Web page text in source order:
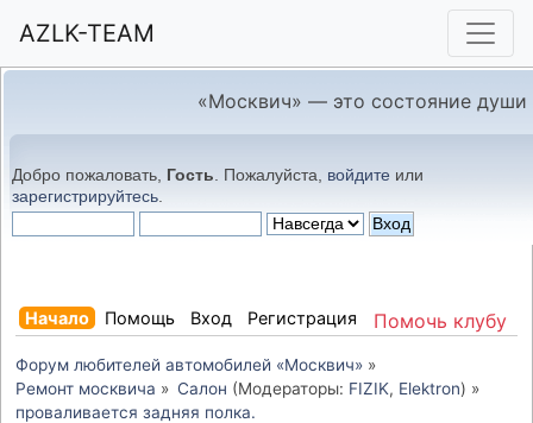
AZLK-TEAM
«Москвич» — это состояние души
Добро пожаловать, Гость . Пожалуйста, войдите или
зарегистрируйтесь
Помочь клубу
Начало Помощь Вход Регистрация
Форум любителей автомобилей «Москвич» »
Ремонт москвича » Салон (Модераторы: FIZIK, Elektron) »
проваливается задняя полка.